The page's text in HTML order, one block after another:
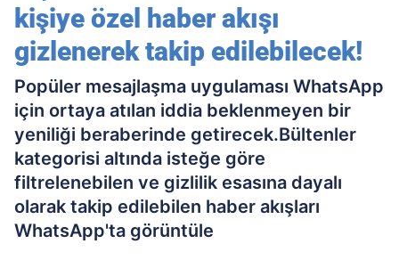
kişiye özel haber akışı
gizlenerek takip edilebilecek!
Popüler mesajlaşma uygulaması WhatsApp
için ortaya atılan iddia beklenmeyen bir
yeniliği beraberinde getirecek.Bültenler
kategorisi altında isteğe göre
filtrelenebilen ve gizlilik esasına dayalı
olarak takip edilebilen haber akışları
WhatsApp'ta görüntüle